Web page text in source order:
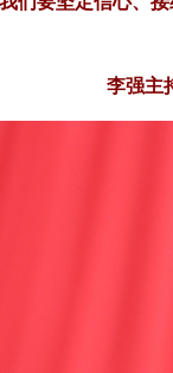
李强主